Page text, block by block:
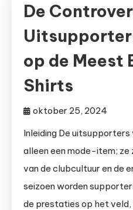
De
op de Meest
Shirts
oktober 25, 2024
Inleiding De uitsupporters
alleen een mode-item; ze
van de clubcultuur en de
seizoen worden
de prestaties op het veld,